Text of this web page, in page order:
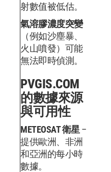
射數值被低估。
氣溶膠濃度突變
（例如沙塵暴、
火山噴發）可能
無法即時偵測。
PVGIS.COM
的數據來源
與可用性
METEOSAT 衛星 –
提供歐洲、非洲
和亞洲的每小時
數據。